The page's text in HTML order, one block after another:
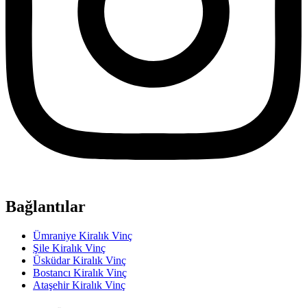
Bağlantılar
Ümraniye Kiralık Vinç
Şile Kiralık Vinç
Üsküdar Kiralık Vinç
Bostancı Kiralık Vinç
Ataşehir Kiralık Vinç